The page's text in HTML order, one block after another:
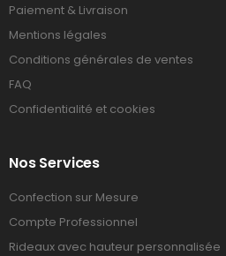
Paiement & Livraison
Mentions légales
Conditions générales de ventes
FAQ
Confidentialité et cookies
Nos Services
Confection sur Mesure
Compte Professionnel
Rideaux avec hauteur personnalisée